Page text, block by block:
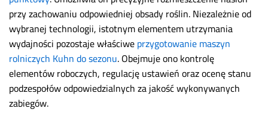
przy zachowaniu odpowiedniej obsady roślin. Niezależnie od
wybranej technologii, istotnym elementem utrzymania
wydajności pozostaje właściweprzygotowanie maszyn
rolniczych Kuhn do sezonu. Obejmuje ono kontrolę
elementów roboczych, regulację ustawień oraz ocenę stanu
podzespołów odpowiedzialnych za jakość wykonywanych
zabiegów.